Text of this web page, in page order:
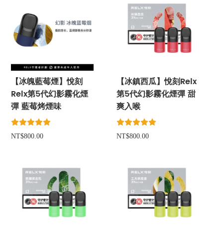
【冰魄藍莓煙】悅刻
Relx第5代幻影霧化煙
彈 藍莓烤煙味
NT$800.00
【冰鎮西瓜】悅刻Relx
第5代幻影霧化煙彈 甜
爽入喉
NT$800.00